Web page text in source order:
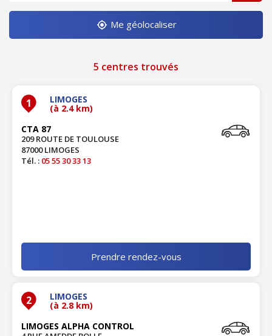
Me géolocaliser
5 centres trouvés
1 LIMOGES
(à 2.4 km)
CTA 87
209 ROUTE DE TOULOUSE
87000 LIMOGES
Tél. : 05 55 30 33 13
Prendre rendez-vous
2 LIMOGES
(à 2.8 km)
LIMOGES ALPHA CONTROL